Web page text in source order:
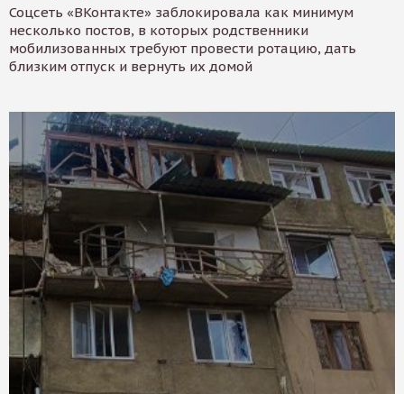
Соцсеть «ВКонтакте» заблокировала как минимум
несколько постов, в которых родственники
мобилизованных требуют провести ротацию, дать
близким отпуск и вернуть их домой